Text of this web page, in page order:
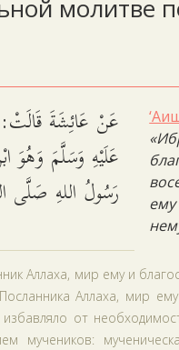
молитве
عَنْ عَائِشَةَ قَالَتْ:
عَلَيْهِ وَسَلَّمَ وَهُوَ
رَسُولُ اللهِ صَلَّى
ему
Аллаха, мир ему и
Аллаха, мир
избавляло от
мучеников: